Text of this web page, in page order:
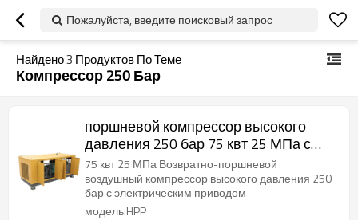
Пожалуйста, введите поисковый запрос
Найдено3 Продуктов По Теме
Компрессор 250 Бар
поршневой компрессор высокого
давления 250 бар 75 квт 25 МПа с
возвратно-поступательным
движением
75 квт 25 МПа Возвратно-поршневой
воздушный компрессор высокого давления 250
бар с электрическим приводом
модель:HPP